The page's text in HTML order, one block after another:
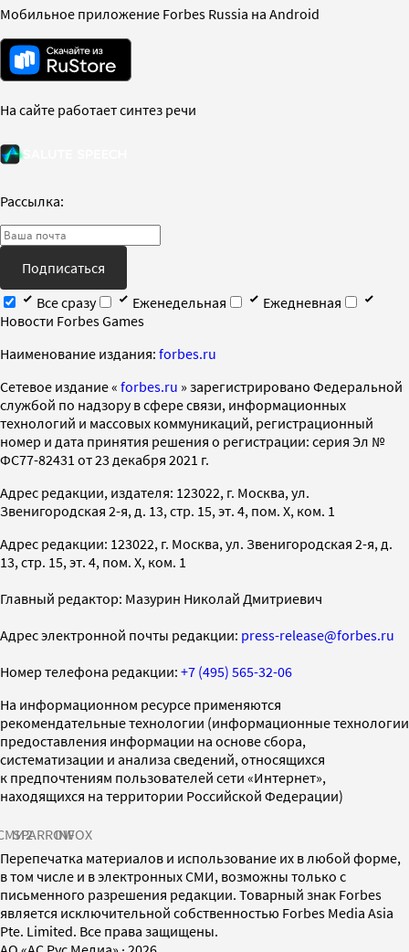
Мобильное приложение Forbes Russia на Android
На сайте работает синтез речи
Рассылка:
Подписаться
Все сразу
Еженедельная
Ежедневная
Новости Forbes Games
Наименование издания: forbes.ru
Cетевое издание « forbes.ru » зарегистрировано Федеральной
службой по надзору в сфере связи, информационных
технологий и массовых коммуникаций, регистрационный
номер и дата принятия решения о регистрации: серия Эл №
ФС77-82431 от 23 декабря 2021 г.
Адрес редакции, издателя: 123022, г. Москва, ул.
Звенигородская 2-я, д. 13, стр. 15, эт. 4, пом. X, ком. 1
Адрес редакции: 123022, г. Москва, ул. Звенигородская 2-я, д.
13, стр. 15, эт. 4, пом. X, ком. 1
Главный редактор: Мазурин Николай Дмитриевич
Адрес электронной почты редакции: press-release@forbes.ru
Номер телефона редакции: +7 (495) 565-32-06
На информационном ресурсе применяются
рекомендательные технологии (информационные технологии
предоставления информации на основе сбора,
систематизации и анализа сведений, относящихся
к предпочтениям пользователей сети «Интернет»,
находящихся на территории Российской Федерации)
SPARROWINFOX
Перепечатка материалов и использование их в любой форме,
в том числе и в электронных СМИ, возможны только с
письменного разрешения редакции. Товарный знак Forbes
является исключительной собственностью Forbes Media Asia
Pte. Limited. Все права защищены.